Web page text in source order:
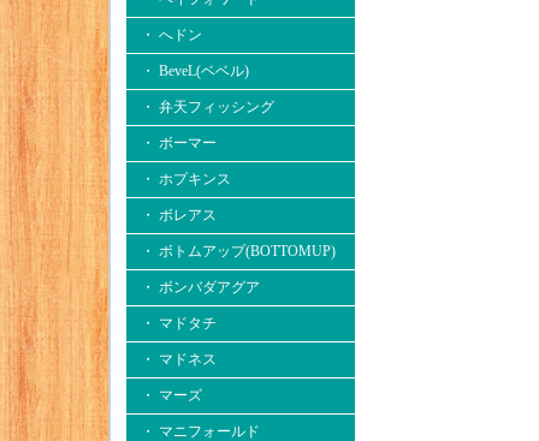
・ へドン
・ BeveL(ベベル)
・ 弁天フィッシング
・ ボーマー
・ ホプキンス
・ ボレアス
・ ボトムアップ(BOTTOMUP)
・ ボンバダアグア
・ マドタチ
・ マドネス
・ マーズ
・ マニフォールド